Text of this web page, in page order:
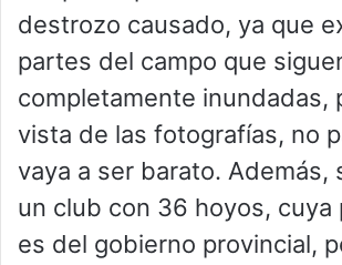
destrozo causado, ya que
partes del campo que
completamente inundadas,
vista de las fotografías, no
vaya a ser barato. Además,
un club con 36 hoyos, cuya
es del gobierno provincial,